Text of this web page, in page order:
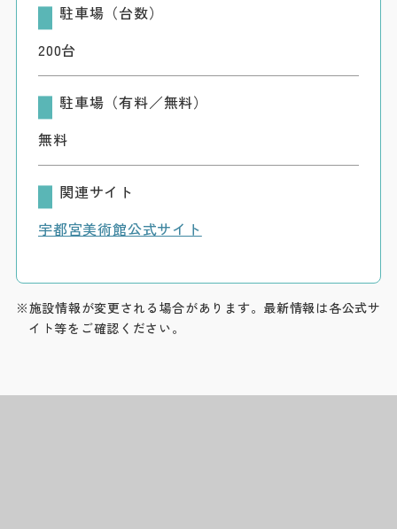
駐車場（台数）
200台
駐車場（有料／無料）
無料
関連サイト
宇都宮美術館公式サイト
※施設情報が変更される場合があります。最新情報は各公式サ
イト等をご確認ください。